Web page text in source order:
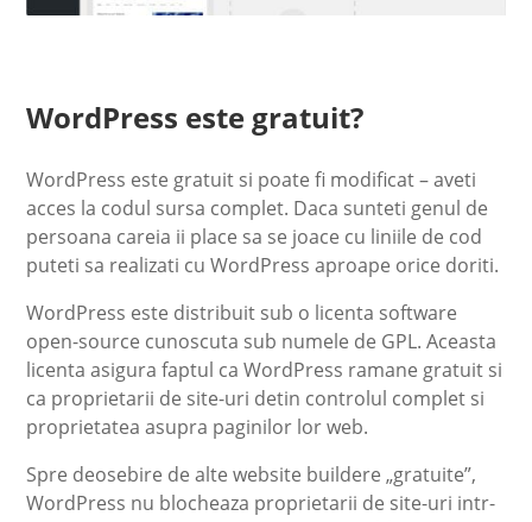
WordPress este gratuit?
WordPress este gratuit si poate fi modificat – aveti
acces la codul sursa complet. Daca sunteti genul de
persoana careia ii place sa se joace cu liniile de cod
puteti sa realizati cu WordPress aproape orice doriti.
WordPress este distribuit sub o licenta software
open-source cunoscuta sub numele de GPL. Aceasta
licenta asigura faptul ca WordPress ramane gratuit si
ca proprietarii de site-uri detin controlul complet si
proprietatea asupra paginilor lor web.
Spre deosebire de alte website buildere „gratuite”,
WordPress nu blocheaza proprietarii de site-uri intr-